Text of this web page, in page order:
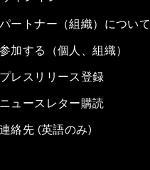
パートナー（組織）について
参加する（個人、組織）
プレスリリース登録
ニュースレター購読
連絡先 (英語のみ)